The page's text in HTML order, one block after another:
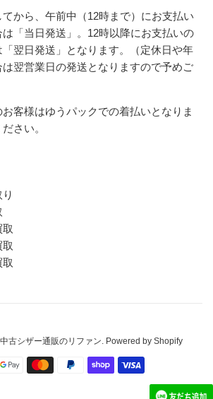
てから、午前中（12時まで）にお支払い
「当日発送」。12時以降にお支払いの
翌日発送」となります。（定休日や年
翌営業日の発送となりますので予めご
客様はゆうパックでの着払いとなりま
さい。
取
取
取
中古シザー通販のリファン . Powered by Shopify